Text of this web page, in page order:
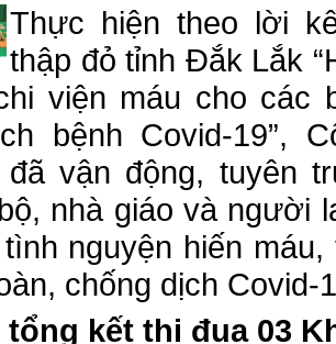
Thực hiện theo lời
thập đỏ tỉnh Đắk Lắk
viện máu cho các
bệnh Covid-19”,
vận động, tuyên
nhà giáo và người
nguyện hiến máu,
chống dịch Covid-
tổng kết thi đua 03